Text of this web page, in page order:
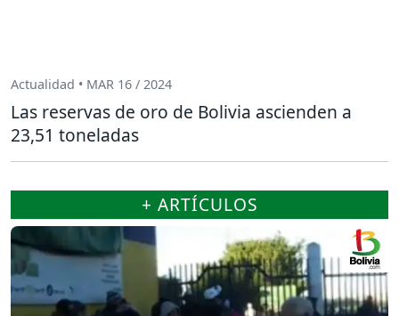
Actualidad • MAR 16 / 2024
Las reservas de oro de Bolivia ascienden a
23,51 toneladas
+ ARTÍCULOS